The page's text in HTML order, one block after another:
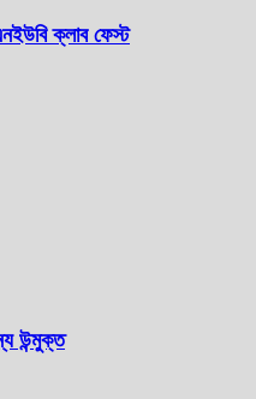
ক্লাব ফেস্ট
উন্মুক্ত